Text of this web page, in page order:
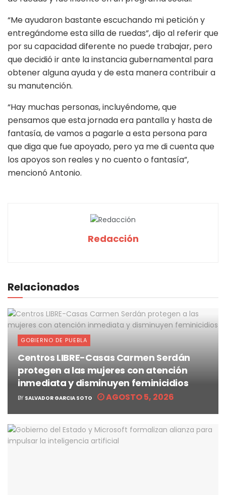
“Me ayudaron bastante escuchando mi petición y
entregándome esta silla de ruedas”, dijo al referir que
por su capacidad diferente no puede trabajar, pero
que decidió ir ante la instancia gubernamental para
obtener alguna ayuda y de esta manera contribuir a
su manutención.
“Hay muchas personas, incluyéndome, que
pensamos que esta jornada era pantalla y hasta de
fantasía, de vamos a pagarle a esta persona para
que diga que fue apoyado, pero ya me di cuenta que
los apoyos son reales y no cuento o fantasía”,
mencionó Antonio.
Redacción
Relacionados
GOBIERNO DE PUEBLA
Centros LIBRE-Casas Carmen Serdán
protegen a las mujeres con atención
inmediata y disminuyen feminicidios
BY SALVADOR GARCIA SOTO AGOSTO 5, 2026